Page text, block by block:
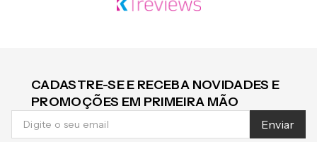
CADASTRE-SE E RECEBA NOVIDADES E
PROMOÇÕES EM PRIMEIRA MÃO
Enviar